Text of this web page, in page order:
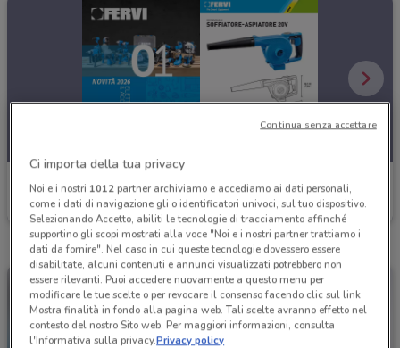
Fervi
Scade il 31/12 749 m
Ci importa della tua privacy
Noi e i nostri 1012partner archiviamo e accediamo ai dati personali,
come i dati di navigazione gli o identificatori univoci, sul tuo dispositivo.
Selezionando Accetto, abiliti le tecnologie di tracciamento affinché
supportino gli scopi mostrati alla voce "Noi e i nostri partner trattiamo i
dati da fornire". Nel caso in cui queste tecnologie dovessero essere
disabilitate, alcuni contenuti e annunci visualizzati potrebbero non
essere rilevanti. Puoi accedere nuovamente a questo menu per
modificare le tue scelte o per revocare il consenso facendo clic sul link
Mostra finalità in fondo alla pagina web. Tali scelte avranno effetto nel
contesto del nostro Sito web. Per maggiori informazioni, consulta
l'Informativa sulla privacy.Privacy policy
Continua senza accettare